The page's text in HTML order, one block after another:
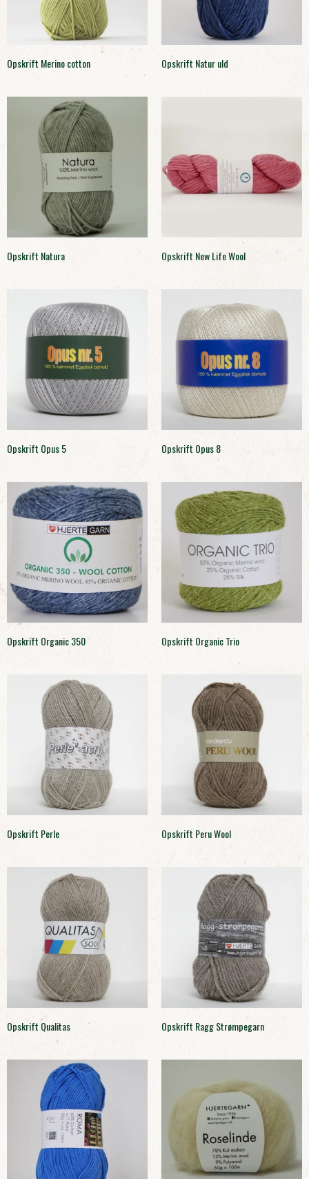
Opskrift Merino cotton Opskrift Natur uld
Opskrift Natura Opskrift New Life Wool
Opskrift Opus 5 Opskrift Opus 8
Opskrift Organic 350 Opskrift Organic Trio
Opskrift Perle Opskrift Peru Wool
Opskrift Qualitas Opskrift Ragg Strømpegarn